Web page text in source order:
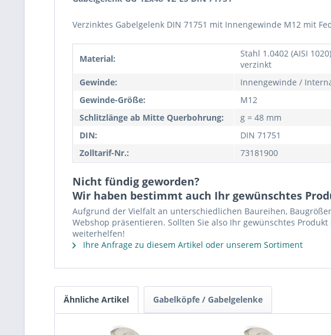
Verzinktes Gabelgelenk DIN 71751 mit Innengewinde M12 mit
Material:
Stahl 1.0402 (AISI
verzinkt
Gewinde:
Innengewinde /
Gewinde-Größe:
M12
Schlitzlänge ab Mitte Querbohrung:
g = 48 mm
DIN:
DIN 71751
Zolltarif-Nr.:
73181900
Nicht fündig geworden?
Wir haben bestimmt auch Ihr gewünschtes
Aufgrund der Vielfalt an unterschiedlichen Baureihen,
Webshop präsentieren. Sollten Sie also Ihr gewünschtes
weiterhelfen!
Ihre Anfrage zu diesem Artikel oder unserem Sortiment
Ähnliche Artikel Gabelköpfe / Gabelgelenke